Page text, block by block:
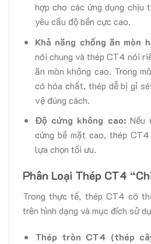
hợp cho các ứng dụng chịu
yêu cầu độ bền cực cao.
Khả năng chống ăn mòn
nói chung và thép CT4 nói
ăn mòn không cao. Trong
có hóa chất, thép dễ bị gỉ
vệ đúng cách.
Độ cứng không cao:Nếu
cứng bề mặt cao, thép
lựa chọn tối ưu.
Phân Loại Thép CT4
Trong thực tế, thép CT4 có
trên hình dạng và mục đích sử
Thép tròn CT4 (thép